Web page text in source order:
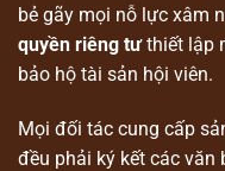
bẻ gãy mọi nỗ lực xâm
quyền riêng tưthiết lập
bảo hộ tài sản hội viên.
Mọi đối tác cung cấp
đều phải ký kết các